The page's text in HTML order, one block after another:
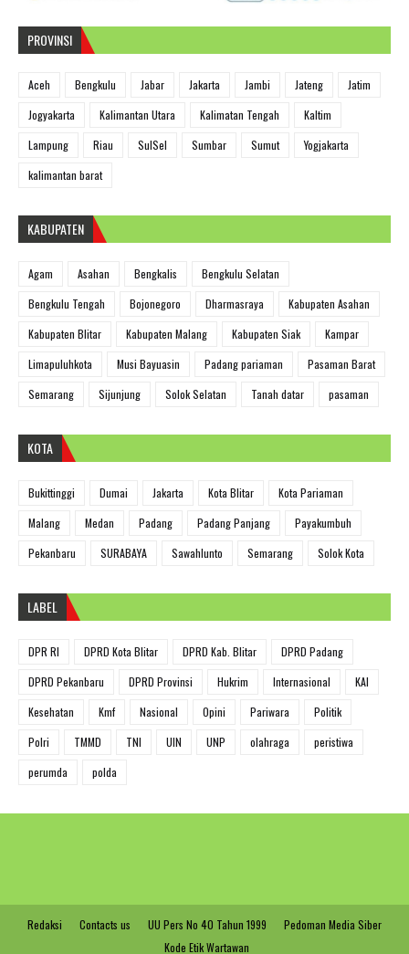
PROVINSI
Aceh Bengkulu Jabar Jakarta Jambi Jateng
Jatim
Jogyakarta
Kalimantan Utara Kalimatan Tengah
Kaltim
Lampung
Riau SulSel Sumbar Sumut
Yogjakarta
kalimantan barat
KABUPATEN
Agam Asahan Bengkalis
Bengkulu Selatan
Bengkulu Tengah
Bojonegoro Dharmasraya
Kabupaten Asahan
Kabupaten Blitar
Kabupaten Malang Kabupaten Siak
Kampar
Limapuluhkota
Musi Bayuasin Padang pariaman
Pasaman Barat
Semarang
Sijunjung Solok Selatan Tanah datar pasaman
KOTA
Bukittinggi Dumai Jakarta Kota Blitar
Kota Pariaman
Malang
Medan Padang Padang Panjang
Payakumbuh
Pekanbaru
SURABAYA Sawahlunto Semarang Solok Kota
LABEL
DPR RI DPRD Kota Blitar DPRD Kab. Blitar
DPRD Padang
DPRD Pekanbaru
DPRD Provinsi Hukrim Internasional
KAI
Kesehatan
Kmf Nasional Opini Pariwara
Politik
Polri
TMMD TNI UIN UNP olahraga
peristiwa
perumda
polda
Redaksi Contacts us UU Pers No 40 Tahun 1999
Pedoman Media Siber
Kode Etik Wartawan